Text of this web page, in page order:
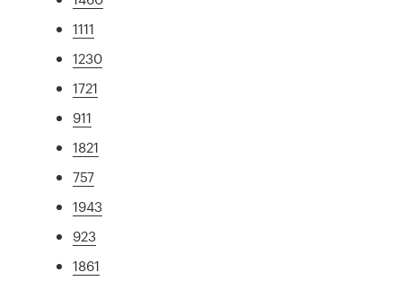
1111
1230
1721
911
1821
757
1943
923
1861